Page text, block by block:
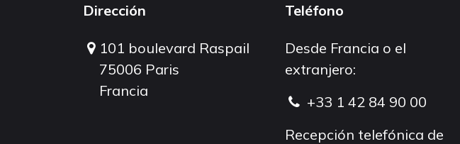
Dirección
101 boulevard Raspail
75006 Paris
Francia
Teléfono
Desde Francia o el
extranjero:
+33 1 42 84 90 00
Recepción telefónica de